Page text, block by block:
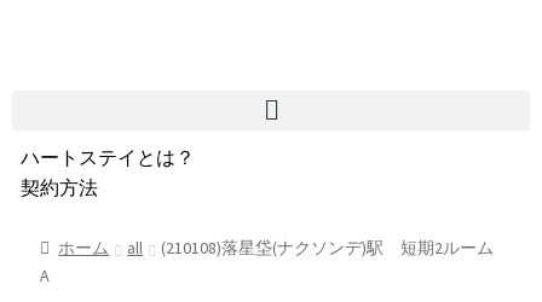
ハートステイとは？
契約方法
サービス費用
よくある質問
ホーム all
(210108)落星垈(ナクソンデ)駅 短期2ルーム
A